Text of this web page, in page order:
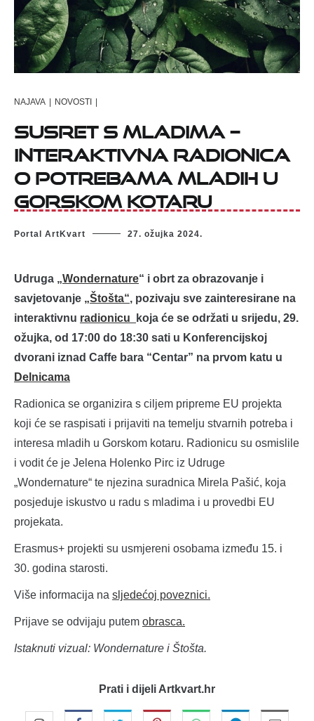
NAJAVA | NOVOSTI |
Susret s mladima –
interaktivna radionica
o potrebama mladih u
Gorskom kotaru
Portal ArtKvart 27. ožujka 2024.
Udruga „Wondernature“ i obrt za obrazovanje i
savjetovanje „Štošta“, pozivaju sve zainteresirane na
interaktivnu radionicu
koja će se održati u srijedu, 29.
ožujka, od 17:00 do 18:30 sati u Konferencijskoj
dvorani iznad Caffe bara “Centar” na prvom katu u
Delnicama
Radionica se organizira s ciljem pripreme EU projekta
koji će se raspisati i prijaviti na temelju stvarnih potreba i
interesa mladih u Gorskom kotaru. Radionicu su osmislile
i vodit će je Jelena Holenko Pirc iz Udruge
„Wondernature“ te njezina suradnica Mirela Pašić, koja
posjeduje iskustvo u radu s mladima i u provedbi EU
projekata.
Erasmus+ projekti su usmjereni osobama između 15. i
30. godina starosti.
Više informacija na sljedećoj poveznici.
Prijave se odvijaju putem obrasca.
Istaknuti vizual: Wondernature i Štošta.
Prati i dijeli Artkvart.hr